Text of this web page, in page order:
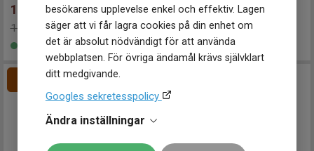
besökarens upplevelse enkel och effektiv. Lagen
säger att vi får lagra cookies på din enhet om
det är absolut nödvändigt för att använda
webbplatsen. För övriga ändamål krävs självklart
ditt medgivande.
Googles sekretesspolicy
Ändra inställningar
1 439 kr
1 799kr-Spara 360kr
Finns i lager
1 599 kr
1 999kr- Spara 400kr
Finns i lager